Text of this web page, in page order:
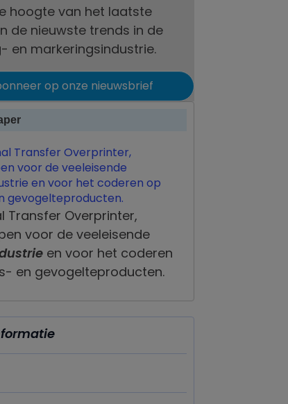
hoogte van het laatste
de nieuwste trends in de
en markeringsindustrie.
op onze nieuwsbrief
Transfer Overprinter,
voor de veeleisende
en voor het coderen
en gevogelteproducten.